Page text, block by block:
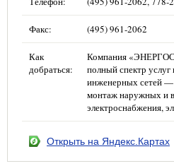
Факс: (495) 961-2062
Как
добраться:
Компания
полный спектр услуг
инженерных сетей —
монтаж наружных и
электроснабжения,
Открыть на Яндекс.Картах